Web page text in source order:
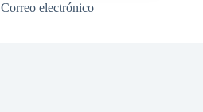
Correo electrónico